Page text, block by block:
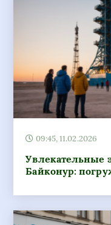
09:45, 11.02.2026
Увлекательные
Байконур: